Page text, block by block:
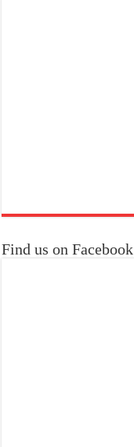
Find us on Facebook